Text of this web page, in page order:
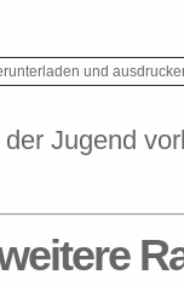
und
Jugend